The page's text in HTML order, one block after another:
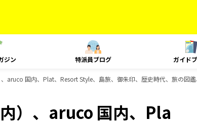
ジン 特派員ブログ ガイド
aruco 国内、Plat、Resort Style、島旅、御朱印、歴史時代、旅の図
）、aruco 国内、Pla